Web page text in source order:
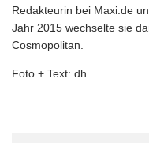
Redakteurin bei Maxi.de
Jahr 2015 wechselte sie
Cosmopolitan.
Foto + Text: dh